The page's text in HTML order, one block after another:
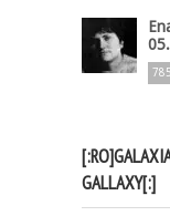
GALLAXY[:]